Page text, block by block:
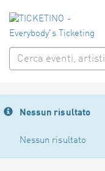
Nessun risultato
Nessun risultato